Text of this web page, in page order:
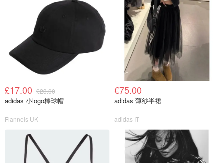
£17.00 £23.00
adidas 小logo棒球帽
Flannels UK
€75.00
adidas 薄纱半裙
adidas IT